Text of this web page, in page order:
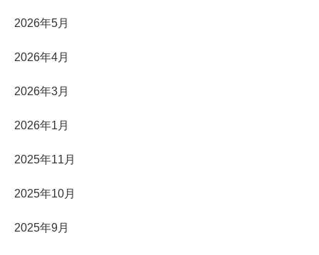
2026年5月
2026年4月
2026年3月
2026年1月
2025年11月
2025年10月
2025年9月